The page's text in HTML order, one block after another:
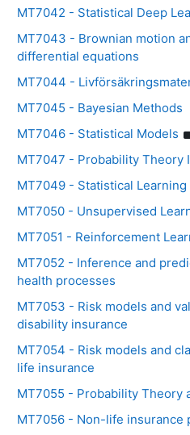
MT7042 - Statistical Deep
MT7043 - Brownian motion
differential equations
MT7044 -
MT7045 - Bayesian Methods
MT7046 - Statistical Models
MT7047 - Probability Theory
MT7049 - Statistical Learning
MT7050 - Unsupervised
MT7051 - Reinforcement
MT7052 - Inference and
health processes
MT7053 - Risk models and
disability insurance
MT7054 - Risk models and
life insurance
MT7055 - Probability Theory
MT7056 - Non-life insurance